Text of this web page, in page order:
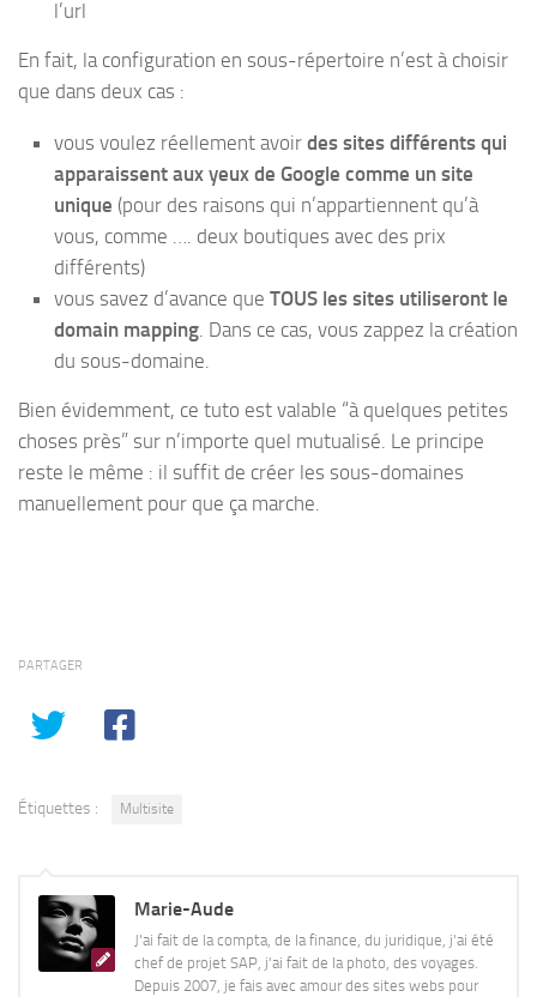
l’url
En fait, la configuration en sous-répertoire n’est à choisir
que dans deux cas :
vous voulez réellement avoir des sites différents qui
apparaissent aux yeux de Google comme un site
unique (pour des raisons qui n’appartiennent qu’à
vous, comme …. deux boutiques avec des prix
différents)
vous savez d’avance que TOUS les sites utiliseront le
domain mapping . Dans ce cas, vous zappez la création
du sous-domaine.
Bien évidemment, ce tuto est valable “à quelques petites
choses près” sur n’importe quel mutualisé. Le principe
reste le même : il suffit de créer les sous-domaines
manuellement pour que ça marche.
PARTAGER
Étiquettes : Multisite
Marie-Aude
J'ai fait de la compta, de la finance, du juridique, j'ai été
chef de projet SAP, j'ai fait de la photo, des voyages.
Depuis 2007, je fais avec amour des sites webs pour